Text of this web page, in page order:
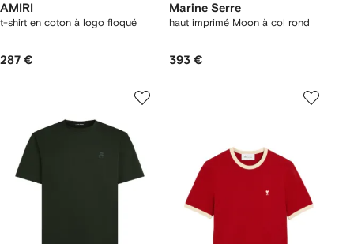
AMIRI
t-shirt en coton à logo floqué
287 €
Marine Serre
haut imprimé Moon à col rond
393 €